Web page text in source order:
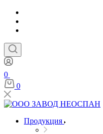
0
0
Продукция